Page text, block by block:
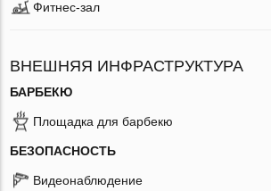
Фитнес-зал
ВНЕШНЯЯ ИНФРАСТРУКТУРА
БАРБЕКЮ
Площадка для барбекю
БЕЗОПАСНОСТЬ
Видеонаблюдение